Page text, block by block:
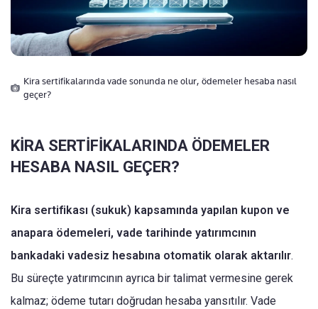
Kira sertifikalarında vade sonunda ne olur, ödemeler hesaba nasıl
geçer?
KİRA SERTİFİKALARINDA ÖDEMELER
HESABA NASIL GEÇER?
Kira sertifikası (sukuk) kapsamında yapılan kupon ve
anapara ödemeleri, vade tarihinde yatırımcının
bankadaki vadesiz hesabına otomatik olarak aktarılır.
Bu süreçte yatırımcının ayrıca bir talimat vermesine gerek
kalmaz; ödeme tutarı doğrudan hesaba yansıtılır. Vade